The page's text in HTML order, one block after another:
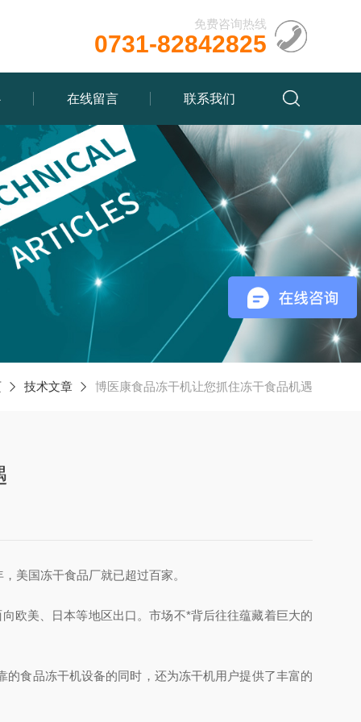
免费咨询热线
0731-82842825
在线留言 联系我们
技术文章 博医康食品冻干机让您抓住冻干食品机遇
美国冻干食品厂就已超过百家。
欧美、日本等地区出口。市场不*背后往往蕴藏着巨大的
食品冻干机设备的同时，还为冻干机用户提供了丰富的